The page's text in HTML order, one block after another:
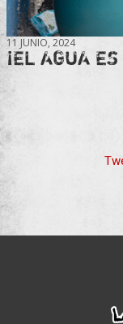
11 JUNIO, 2024
¡EL AGUA